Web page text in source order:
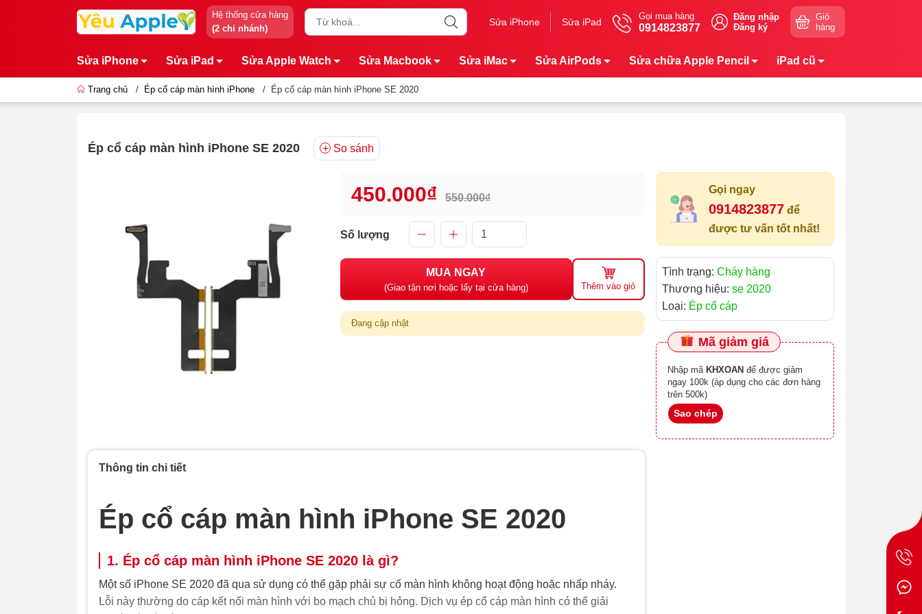
Hệ thống cửa hàng
(2 chi nhánh)
Sửa iPhone Sửa iPad
Gọi mua hàng
0914823877
Đăng nhập
Đăng ký
Giỏ
hàng
Sửa iPhone Sửa iPad Sửa Apple Watch Sửa Macbook Sửa iMac Sửa AirPods Sửa chữa Apple Pencil iPad cũ
Trang chủ / Ép cổ cáp màn hình iPhone / Ép cổ cáp màn hình iPhone SE 2020
Ép cổ cáp màn hình iPhone SE 2020 So sánh
450.000₫ 550.000₫
Số lượng
MUA NGAY
(Giao tận nơi hoặc lấy tại cửa hàng) Thêm vào giỏ
Đang cập nhật
Gọi ngay
0914823877 để
được tư vấn tốt nhất!
Tình trạng: Cháy hàng
Thương hiệu: se 2020
Loại: Ép cổ cáp
Mã giảm giá
Nhập mã KHXOAN
ngay 100k (áp dụng cho các đơn hàng
trên 500k)
Sao chép
Thông tin chi tiết
Ép cổ cáp màn hình iPhone SE 2020
1. Ép cổ cáp màn hình iPhone SE 2020 là gì?
Một số iPhone SE 2020 đã qua sử dụng có thể gặp phải sự cố màn hình không hoạt động hoặc nhấp nháy.
Lỗi này thường do cáp kết nối màn hình với bo mạch chủ bị hỏng. Dịch vụ ép cổ cáp màn hình có thể giải